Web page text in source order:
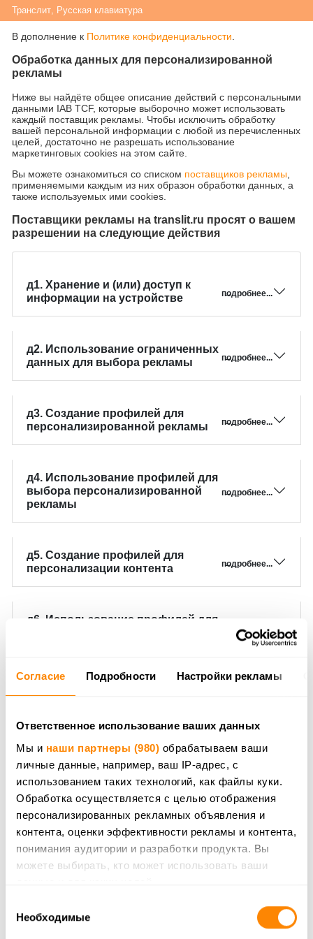
Согласие Подробности Настройки рекламы
Ответственное использование ваших данных
Мы и наши партнеры (980) обрабатываем ваши
личные данные, например, ваш IP-адрес, с
использованием таких технологий, как файлы куки.
Обработка осуществляется с целью отображения
персонализированных рекламных объявления и
контента, оценки эффективности рекламы и контента,
понимания аудитории и разработки продукта. Вы
можете выбирать, кто может использовать ваши
Если вы разрешите, мы также хотели бы:
согласия
Необходимые
Транслит, Русская клавиатура
В дополнение к Политике конфиденциальности
Обработка данных для персонализированной
рекламы
Ниже вы найдёте общее описание действий с персональными
данными IAB TCF, которые выборочно может использовать
каждый поставщик рекламы. Чтобы исключить обработку
вашей персональной информации с любой из перечисленных
целей, достаточно не разрешать использование
маркетинговых cookies на этом сайте.
Вы можете ознакомиться со списком поставщиков рекламы
применяемыми каждым из них образон обработки данных, а
также используемых ими cookies.
Поставщики рекламы на translit.ru просят о вашем
разрешении на следующие действия
д1. Хранение и (или) доступ к
информации на устройстве
→ подробнее...
д2. Использование ограниченных
данных для выбора рекламы
→ подробнее...
д3. Создание профилей для
персонализированной рекламы
→ подробнее...
д4. Использование профилей для
выбора персонализированной
рекламы
→ подробнее...
д5. Создание профилей для
персонализации контента
→ подробнее...
д6. Использование профилей для
→ подробнее...
д7. Определение эффективности
д8. Определение эффективности
контента
→ подробнее...
д9. Понимание аудитории с
помощью статистики или
комбинации данных из разных
источников
→ подробнее...
д10. Разработка и
→ подробнее...